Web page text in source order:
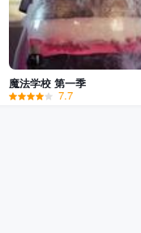
魔法学校 第一季
7.7